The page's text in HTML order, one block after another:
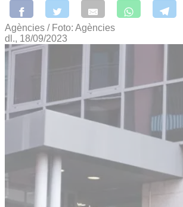
Agències / Foto: Agències
dl., 18/09/2023